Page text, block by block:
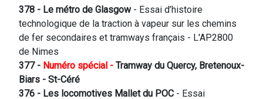
378 - Le métro de Glasgow- Essai d’histoire
technologique de la traction à vapeur sur les chemins
de fer secondaires et tramways français - L'AP2800
de Nimes
377 - Numéro spécial - Tramway du Quercy, Bretenoux-
Biars - St-Céré
376 - Les locomotives Mallet du POC - Essai